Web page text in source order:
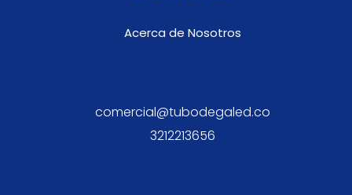
Acerca de Nosotros
comercial@tubodegaled.co
3212213656